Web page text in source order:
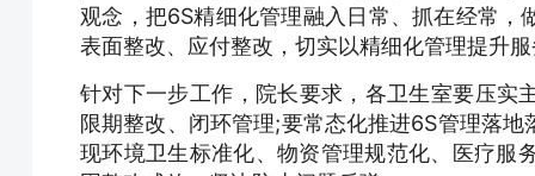
观念，把6S精细化管理融入日常、抓在经常
表面整改、应付整改，切实以精细化管理提升
针对下一步工作，院长要求，各卫生室要压实
限期整改、闭环管理;要常态化推进6S管理落
现环境卫生标准化、物资管理规范化、医疗服